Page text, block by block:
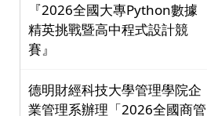
『2026全國大專Python數據
精英挑戰暨高中程式設計競
賽』
德明財經科技大學管理學院企
業管理系辦理「2026全國商管